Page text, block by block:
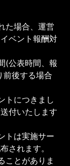
た場合、運営
ベント報酬対
(公表時間、報
前後する場合
トにつきまし
付いたします
トは実施サー
されます。
ことがありま